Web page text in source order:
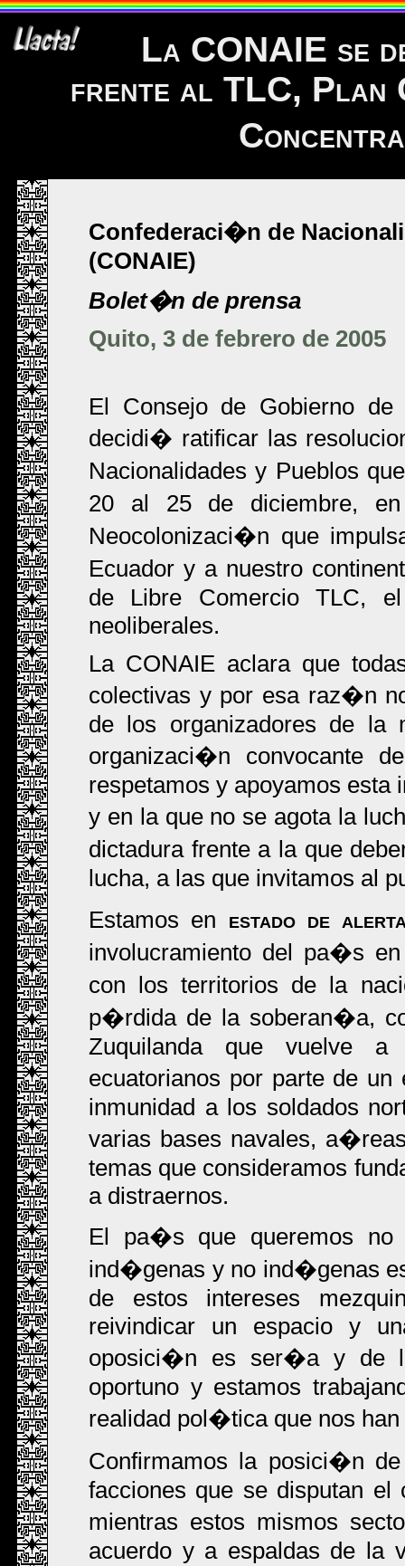
La CONAIE se
frente al TLC, Plan
Confederaci�n de
(CONAIE)
Bolet�n de prensa
Quito, 3 de febrero de 2005
El Consejo de Gobierno
decidi� ratificar las
Nacionalidades y Pueblos
20 al 25 de diciembre,
Neocolonizaci�n que
Ecuador y a nuestro
de Libre Comercio TLC,
neoliberales.
La CONAIE aclara que
colectivas y por esa raz�n
de los organizadores de
organizaci�n convocante
respetamos y apoyamos esta
y en la que no se agota la
dictadura frente a la que
lucha, a las que invitamos al
Estamos en estado de
involucramiento del pa�s
con los territorios de la
p�rdida de la soberan�a,
Zuquilanda que vuelve
ecuatorianos por parte de
inmunidad a los soldados
varias bases navales,
temas que consideramos
a distraernos.
El pa�s que queremos no
ind�genas y no ind�genas
de estos intereses
reivindicar un espacio y
oposici�n es ser�a y de
oportuno y estamos
realidad pol�tica que nos han
Confirmamos la posici�n
facciones que se disputan el
mientras estos mismos
acuerdo y a espaldas de la